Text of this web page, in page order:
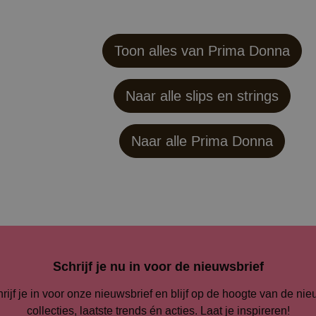
Toon alles van Prima Donna
Naar alle slips en strings
Naar alle Prima Donna
Schrijf je nu in voor de nieuwsbrief
je in voor onze nieuwsbrief en blijf op de hoogte van de
collecties, laatste trends én acties. Laat je inspireren!